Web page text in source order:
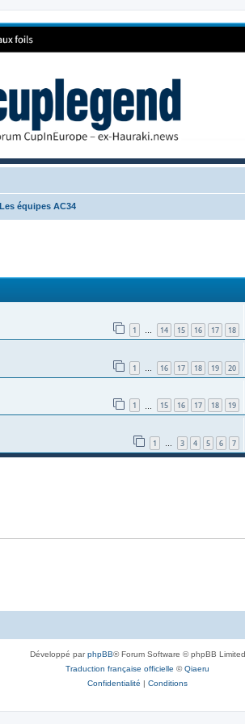
Les équipes AC34
1 … 14 15 16 17 18
1 … 16 17 18 19 20
1 15 16 17 18 19
1 … 3 4 5 6 7
Développé parphpBB® Forum Software © phpBB Limited
Traduction française officielle ©Qiaeru
Confidentialité
Conditions